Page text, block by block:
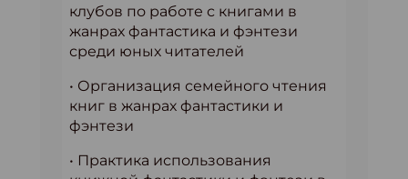
клубов по работе с книгами в
жанрах фантастика и фэнтези
среди юных читателей
• Организация семейного чтения
книг в жанрах фантастики и
фэнтези
• Практика использования